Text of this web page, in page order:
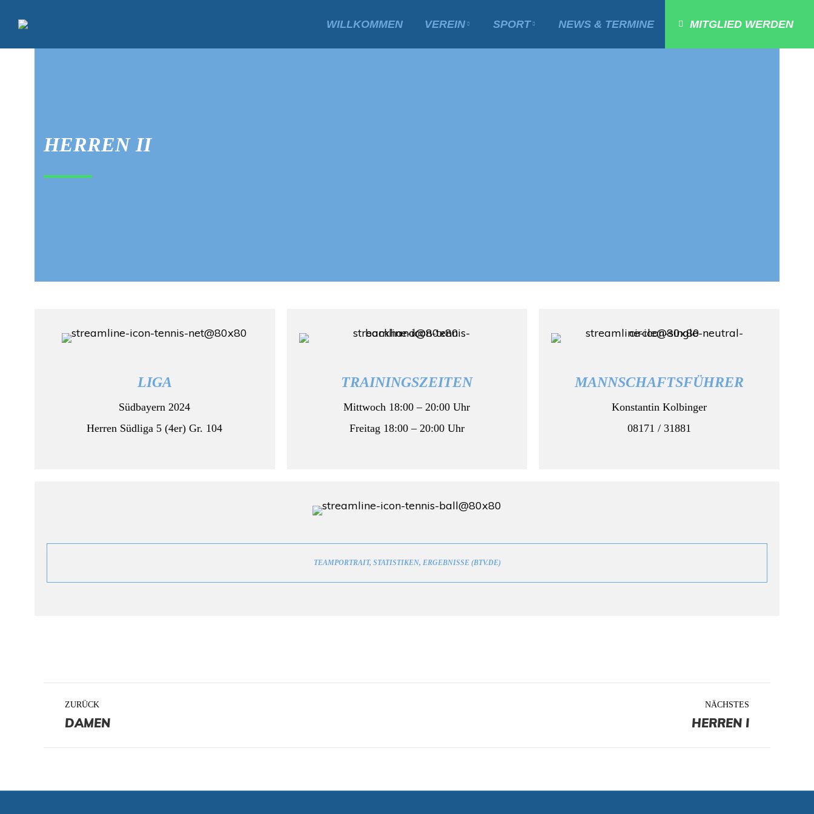
WILLKOMMEN VEREIN SPORT NEWS & TERMINE MITGLIED WERDEN
HERREN II
LIGA
Südbayern 2024
Herren Südliga 5 (4er) Gr. 104
TRAININGSZEITEN
Mittwoch 18:00 – 20:00 Uhr
Freitag 18:00 – 20:00 Uhr
MANNSCHAFTSFÜHRER
Konstantin Kolbinger
08171 / 31881
TEAMPORTRAIT, STATISTIKEN, ERGEBNISSE (BTV.DE)
NAVIGATION
ZURÜCK
Previous
DAMEN
NÄCHSTES
HERREN I